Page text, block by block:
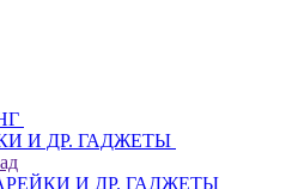
И ДР. ГАДЖЕТЫ
И ДР. ГАДЖЕТЫ